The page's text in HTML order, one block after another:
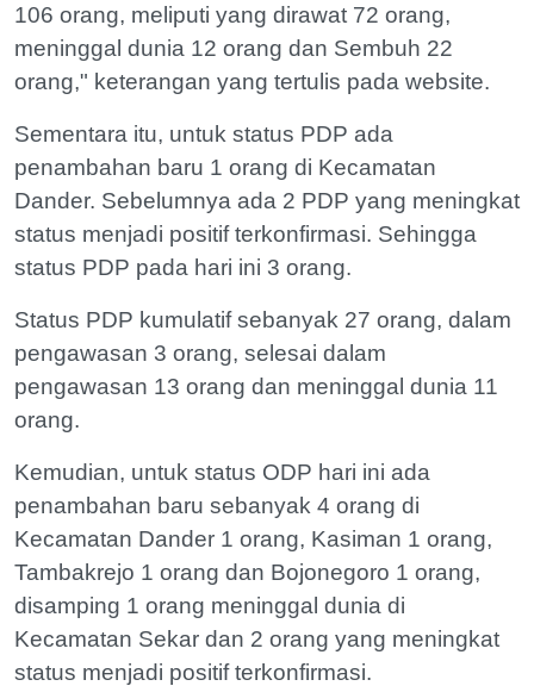
106 orang, meliputi yang dirawat 72 orang,
meninggal dunia 12 orang dan Sembuh 22
orang," keterangan yang tertulis pada website.
Sementara itu, untuk status PDP ada
penambahan baru 1 orang di Kecamatan
Dander. Sebelumnya ada 2 PDP yang meningkat
status menjadi positif terkonfirmasi. Sehingga
status PDP pada hari ini 3 orang.
Status PDP kumulatif sebanyak 27 orang, dalam
pengawasan 3 orang, selesai dalam
pengawasan 13 orang dan meninggal dunia 11
orang.
Kemudian, untuk status ODP hari ini ada
penambahan baru sebanyak 4 orang di
Kecamatan Dander 1 orang, Kasiman 1 orang,
Tambakrejo 1 orang dan Bojonegoro 1 orang,
disamping 1 orang meninggal dunia di
Kecamatan Sekar dan 2 orang yang meningkat
status menjadi positif terkonfirmasi.